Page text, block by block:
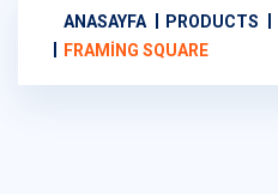
ANASAYFA PRODUCTS
FRAMING SQUARE